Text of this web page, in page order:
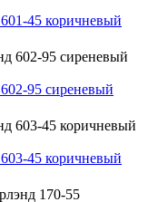
45 коричневый
95 сиреневый
45 коричневый